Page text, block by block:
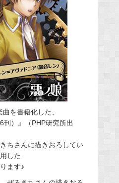
を書籍化した、
刊）』（PHP研究所出
ちさんに描きおろしてい
した
ます♪